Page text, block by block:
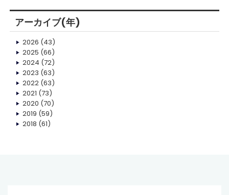
アーカイブ(年)
2026 (43)
2025 (66)
2024 (72)
2023 (63)
2022(63)
2021 (73)
2020 (70)
2019 (59)
2018 (61)